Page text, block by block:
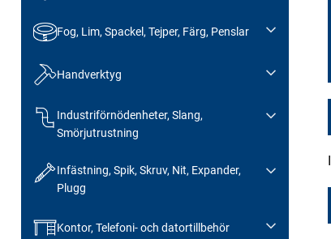
Fog, Lim, Spackel, Tejper, Färg, Penslar
Handverktyg
Industriförnödenheter, Slang,
Smörjutrustning
Infästning, Spik, Skruv, Nit, Expander,
Plugg
Kontor, Telefoni- och datortillbehör